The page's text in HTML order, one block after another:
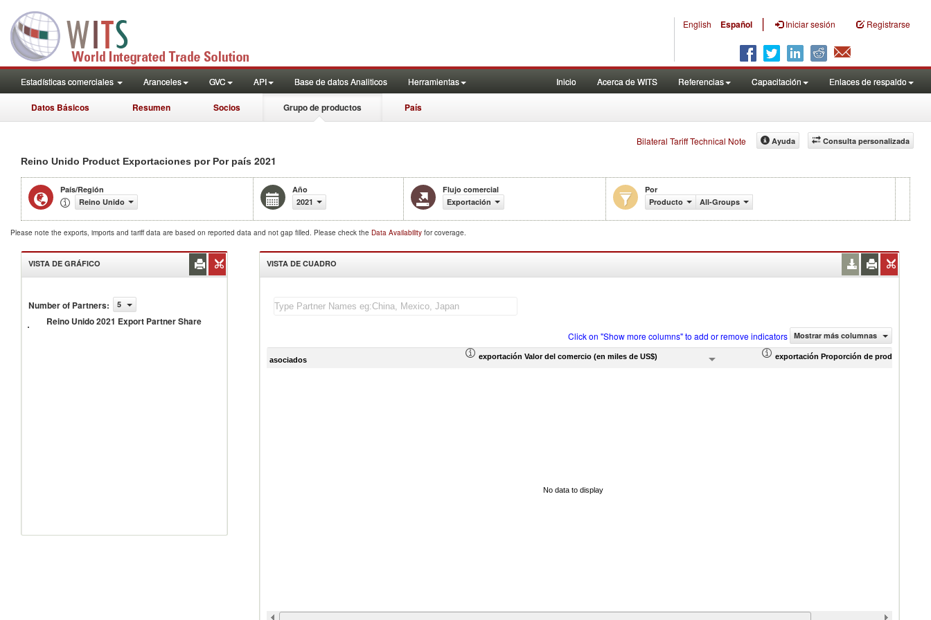
English Español | Iniciar sesión Registrarse
Estadísticas comerciales Aranceles GVC API Base de datos Analiticos Herramientas Inicio Acerca de WITS Referencias Capacitación Enlaces de respaldo
Datos Básicos Resumen Socios Grupo de productos País
Bilateral Tariff Technical Note Consulta personalizada
Ayuda
Reino Unido Product Exportaciones por Por país 2021
País/Región
Reino Unido
Año
2021
Flujo comercial
Exportación
Por
Producto
All-Groups
Please note the exports, imports and tariff data are based on reported data and not gap filled. Please check the Data Availability for coverage.
VISTA DE GRÁFICO
Number of Partners: 5
Reino Unido 2021 Export Partner Share
Reino
Unido
VISTA DE CUADRO
Click on "Show more columns" to add or remove indicators Mostrar más columnas
asociados exportación Valor del comercio (en miles de US$) exportación Proporción de productos (%)
No data to display